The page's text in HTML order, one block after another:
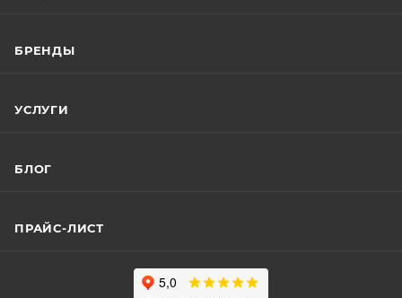
БРЕНДЫ
УСЛУГИ
БЛОГ
ПРАЙС-ЛИСТ